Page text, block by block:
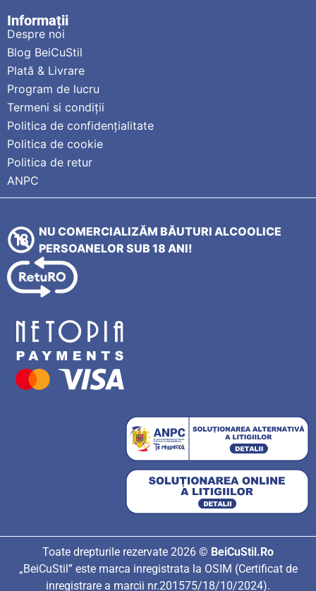
Informații
Despre noi
Blog BeiCuStil
Plată & Livrare
Program de lucru
Termeni si condiții
Politica de confidențialitate
Politica de cookie
Politica de retur
ANPC
NU COMERCIALIZĂM BĂUTURI ALCOOLICE
PERSOANELOR SUB 18 ANI!
Toate drepturile rezervate 2026 © BeiCuStil.Ro
„BeiCuStil” este marca inregistrata la OSIM (Certificat de
inregistrare a marcii nr.201575/18/10/2024).